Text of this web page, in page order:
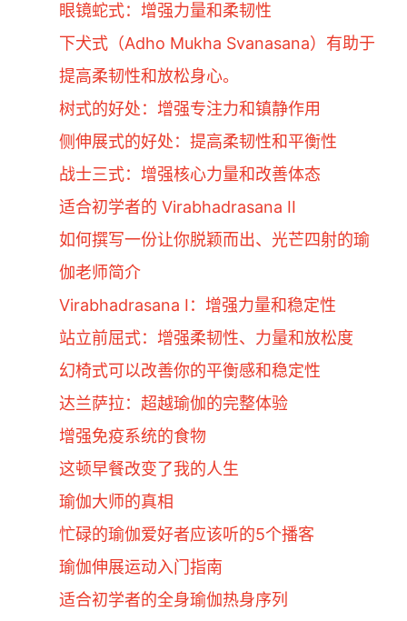
眼镜蛇式：增强力量和柔韧性
下犬式（Adho Mukha Svanasana）有助于
提高柔韧性和放松身心。
树式的好处：增强专注力和镇静作用
侧伸展式的好处：提高柔韧性和平衡性
战士三式：增强核心力量和改善体态
适合初学者的 Virabhadrasana II
如何撰写一份让你脱颖而出、光芒四射的瑜
伽老师简介
Virabhadrasana I：增强力量和稳定性
站立前屈式：增强柔韧性、力量和放松度
幻椅式可以改善你的平衡感和稳定性
达兰萨拉：超越瑜伽的完整体验
增强免疫系统的食物
这顿早餐改变了我的人生
瑜伽大师的真相
忙碌的瑜伽爱好者应该听的5个播客
瑜伽伸展运动入门指南
适合初学者的全身瑜伽热身序列